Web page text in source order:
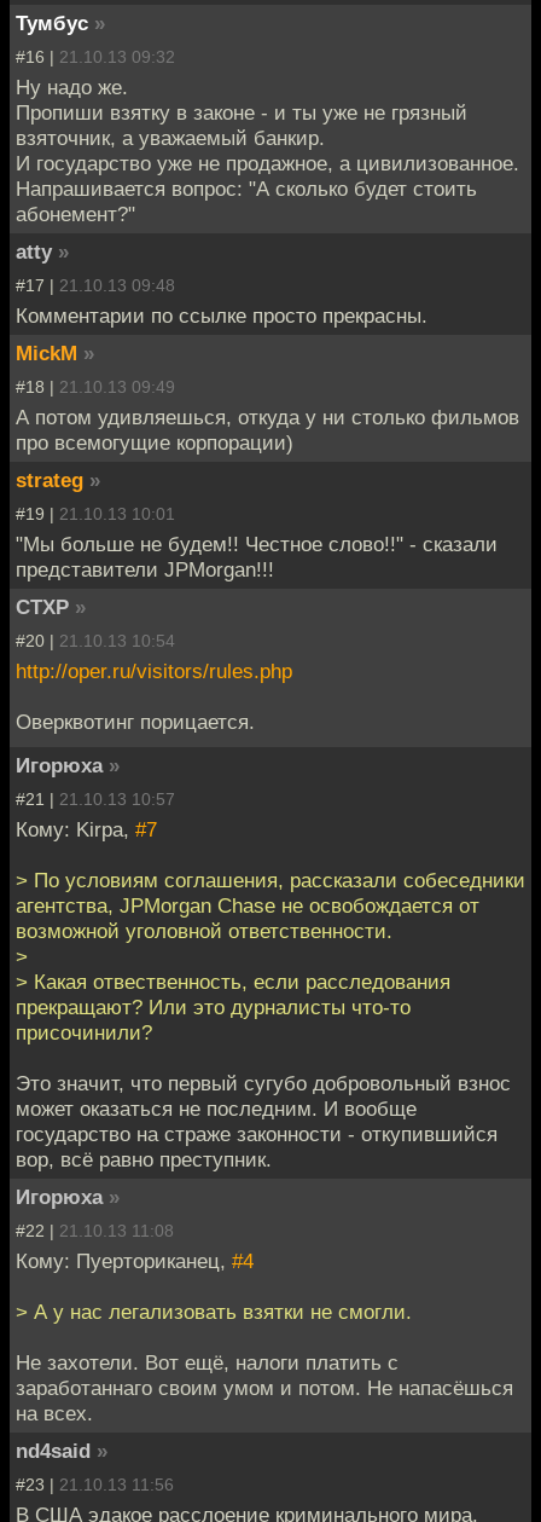
Тумбус »
#16 | 21.10.13 09:32
Ну надо же.
Пропиши взятку в законе - и ты уже не грязный
взяточник, а уважаемый банкир.
И государство уже не продажное, а цивилизованное.
Напрашивается вопрос: "А сколько будет стоить
абонемент?"
atty »
#17 | 21.10.13 09:48
Комментарии по ссылке просто прекрасны.
MickM »
#18 | 21.10.13 09:49
А потом удивляешься, откуда у ни столько фильмов
про всемогущие корпорации)
strateg »
#19 | 21.10.13 10:01
"Мы больше не будем!! Честное слово!!" - сказали
представители JPMorgan!!!
CTXP »
#20 | 21.10.13 10:54
http://oper.ru/visitors/rules.php
Оверквотинг порицается.
Игорюха »
#21 | 21.10.13 10:57
Кому: Kirpa, #7
> По условиям соглашения, рассказали собеседники
агентства, JPMorgan Chase не освобождается от
возможной уголовной ответственности.
>
> Какая отвественность, если расследования
прекращают? Или это дурналисты что-то
присочинили?
Это значит, что первый сугубо добровольный взнос
может оказаться не последним. И вообще
государство на страже законности - откупившийся
вор, всё равно преступник.
Игорюха »
#22 | 21.10.13 11:08
Кому: Пуерториканец, #4
> А у нас легализовать взятки не смогли.
Не захотели. Вот ещё, налоги платить с
заработаннаго своим умом и потом. Не напасёшься
на всех.
nd4said »
#23 | 21.10.13 11:56
В США эдакое расслоение криминального мира.